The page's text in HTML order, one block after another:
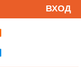
ВХОД